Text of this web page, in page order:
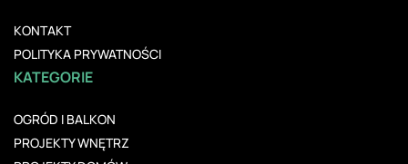
KONTAKT
POLITYKA PRYWATNOŚCI
KATEGORIE
OGRÓD I BALKON
PROJEKTY WNĘTRZ